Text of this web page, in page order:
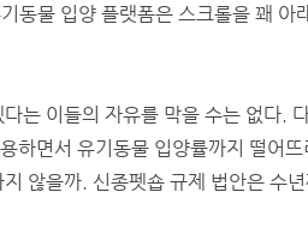
동물 입양 플랫폼은 스크롤을 꽤 아
는 이들의 자유를 막을 수는 없다.
하면서 유기동물 입양률까지 떨어
않을까. 신종펫숍 규제 법안은 수